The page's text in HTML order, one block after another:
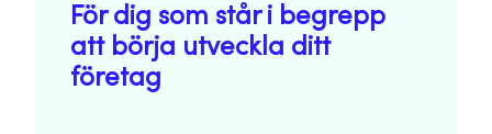
För dig som står i begrepp
att börja utveckla ditt
företag